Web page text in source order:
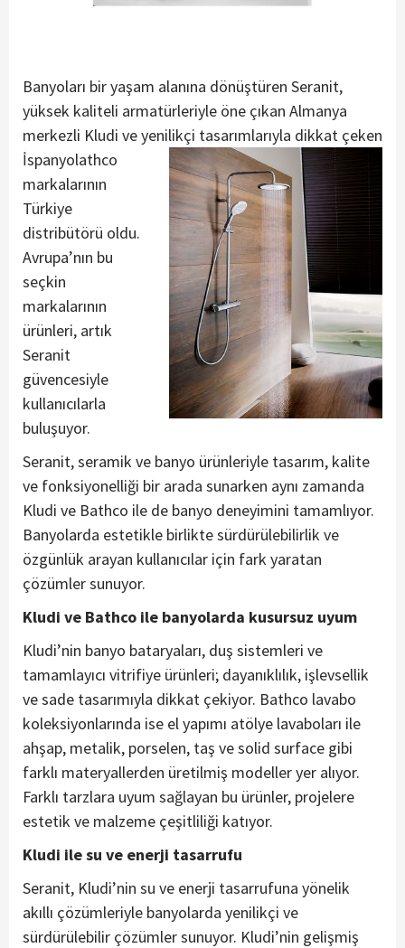
Banyoları bir yaşam alanına dönüştüren Seranit,
yüksek kaliteli armatürleriyle öne çıkan Almanya
merkezli Kludi ve yenilikçi tasarımlarıyla dikkat çeken
İspanyolathco
markalarının
Türkiye
distribütörü oldu.
Avrupa’nın bu
seçkin
markalarının
ürünleri, artık
Seranit
güvencesiyle
kullanıcılarla
buluşuyor.
Seranit, seramik ve banyo ürünleriyle tasarım, kalite
ve fonksiyonelliği bir arada sunarken aynı zamanda
Kludi ve Bathco ile de banyo deneyimini tamamlıyor.
Banyolarda estetikle birlikte sürdürülebilirlik ve
özgünlük arayan kullanıcılar için fark yaratan
çözümler sunuyor.
Kludi ve Bathco ile banyolarda kusursuz uyum
Kludi’nin banyo bataryaları, duş sistemleri ve
tamamlayıcı vitrifiye ürünleri; dayanıklılık, işlevsellik
ve sade tasarımıyla dikkat çekiyor. Bathco lavabo
koleksiyonlarında ise el yapımı atölye lavaboları ile
ahşap, metalik, porselen, taş ve solid surface gibi
farklı materyallerden üretilmiş modeller yer alıyor.
Farklı tarzlara uyum sağlayan bu ürünler, projelere
estetik ve malzeme çeşitliliği katıyor.
Kludi ile su ve enerji tasarrufu
Seranit, Kludi’nin su ve enerji tasarrufuna yönelik
akıllı çözümleriyle banyolarda yenilikçi ve
sürdürülebilir çözümler sunuyor. Kludi’nin gelişmiş